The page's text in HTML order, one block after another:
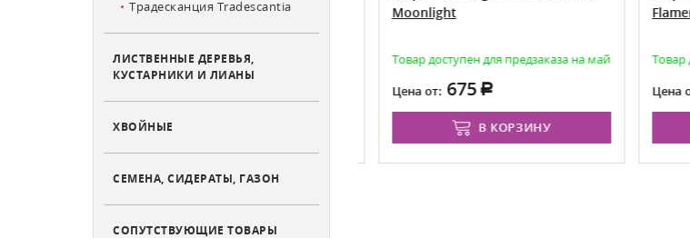
Традесканция Tradescantia
ЛИСТВЕННЫЕ ДЕРЕВЬЯ,
КУСТАРНИКИ И ЛИАНЫ
ХВОЙНЫЕ
СЕМЕНА, СИДЕРАТЫ, ГАЗОН
СОПУТСТВУЮЩИЕ ТОВАРЫ
Delphinium M.F. Cherry Blossom
White Bee
Есть в наличии
Moonlight
Товар доступен для предзаказа на май
Цена от: 675
В КОРЗИНУ
Товар
Цена от: